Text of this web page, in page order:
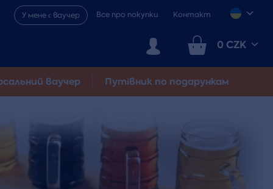
У мене є ваучер Все про покупки Контакт
0 CZK
ваучер Путівник по подарункам